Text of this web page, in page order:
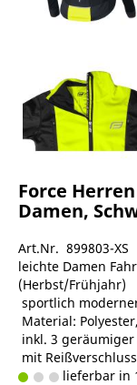
Force
Damen,
Art.Nr. 899803-XS
leichte Damen
(Herbst/Frühjahr)
 sportlich
 Material:
 inkl. 3
 mit
lieferbar in